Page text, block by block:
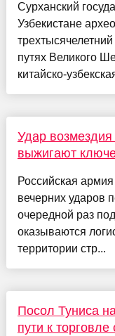
Сурханский
Узбекистане
путях Великого
китайско-
Удар
выжигают
Российская
вечерних ударов
очередной раз
оказываются
территории стр...
Посол Туниса
пути к торговле